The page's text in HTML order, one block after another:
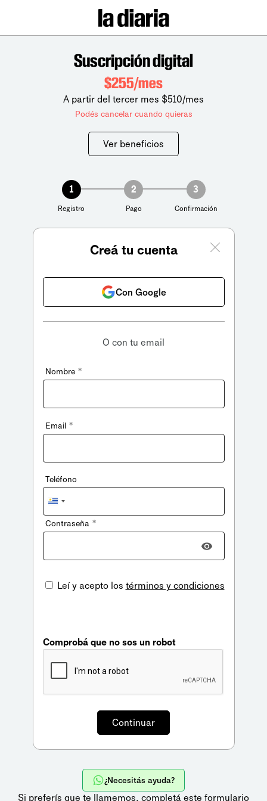
Suscripción digital
$255/mes
A partir del tercer mes $510/mes
Podés cancelar cuando quieras
Ver beneficios
1
Registro
2
Pago
3
Confirmación
Creá tu cuenta
Con Google
O con tu email
Nombre *
Email *
Teléfono
Uruguay
+598
Contraseña *
Leí y acepto los términos y condiciones
Comprobá que no sos un robot
¿Necesitás ayuda?
Si preferís que te llamemos, completá este formulario